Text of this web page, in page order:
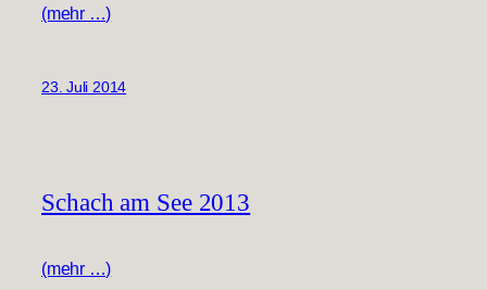
(mehr …)
23. Juli 2014
Schach am See 2013
(mehr …)